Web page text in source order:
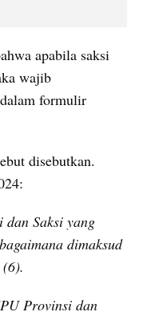
apabila saksi
wajib
formulir
disebutkan.
Saksi yang
dimaksud
Provinsi dan